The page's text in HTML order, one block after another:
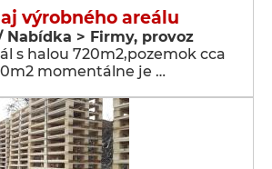
výrobného areálu
Nabídka > Firmy, provoz
s halou 720m2,pozemok cca
momentálne je …